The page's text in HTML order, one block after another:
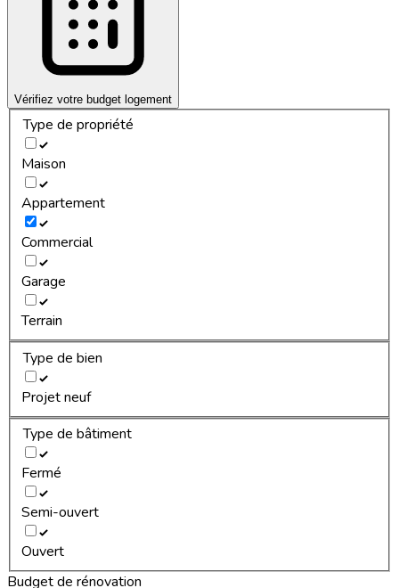
Vérifiez votre budget logement
Type de propriété
Maison
Appartement
Commercial
Garage
Terrain
Type de bien
Projet neuf
Type de bâtiment
Fermé
Semi-ouvert
Ouvert
Budget de rénovation